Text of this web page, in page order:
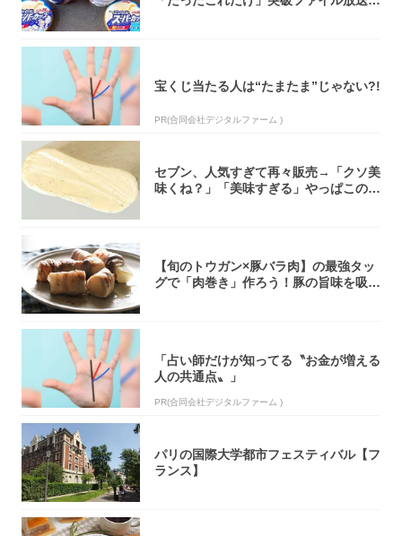
宝くじ当たる人は“たまたま”じゃない?!
PR(合同会社デジタルファーム )
セブン、人気すぎて再々販売→「クソ美
味くね？」「美味すぎる」やっぱこのク
【旬のトウガン×豚バラ肉】の最強タッ
グで「肉巻き」作ろう！豚の旨味を吸い
「占い師だけが知ってる〝お金が増える
人の共通点〟」
PR(合同会社デジタルファーム )
パリの国際大学都市フェスティバル【フ
ランス】